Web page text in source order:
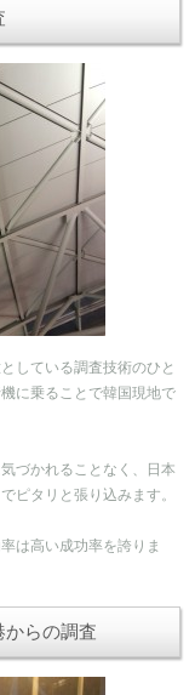
している調査技術のひと
に乗ることで韓国現地で
づかれることなく、日本
ピタリと張り込みます。
は高い成功率を誇りま
らの調査